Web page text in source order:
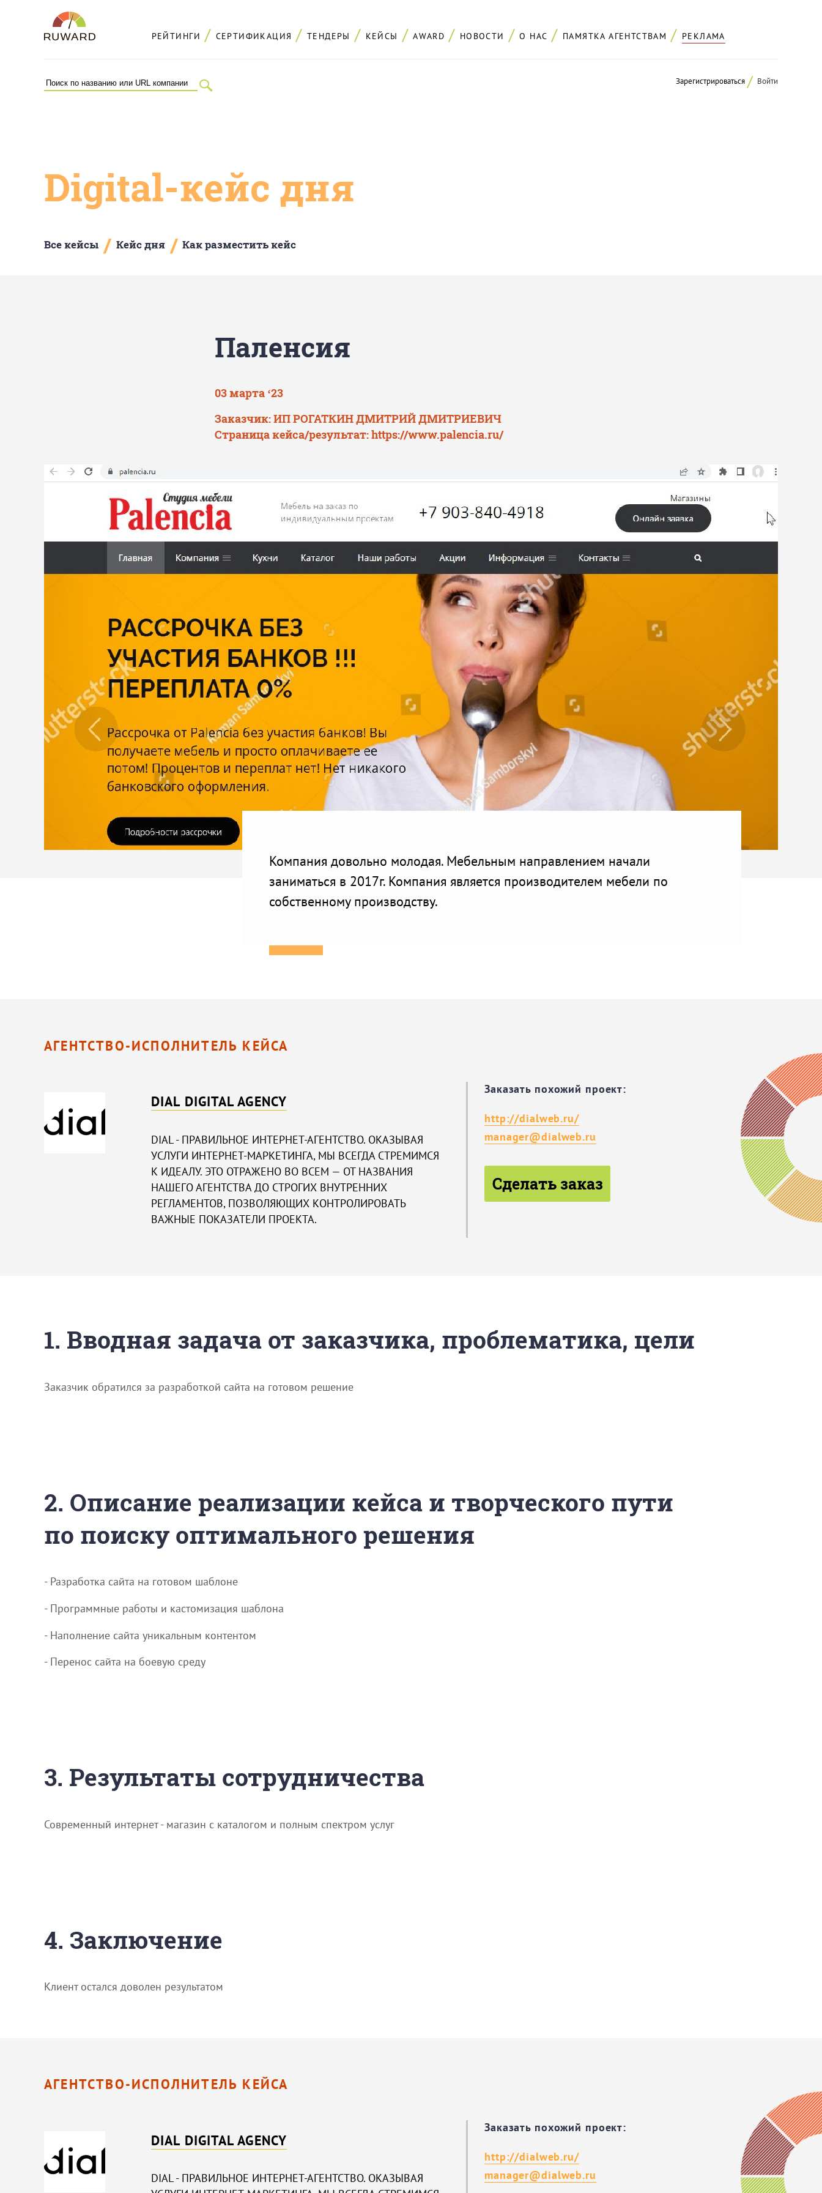
РЕЙТИНГИ СЕРТИФИКАЦИЯ ТЕНДЕРЫ КЕЙСЫ AWARD НОВОСТИ О НАС ПАМЯТКА АГЕНТСТВАМ РЕКЛАМА
Зарегистрироваться Войти
Digital-кейс дня
Все кейсы / Кейс дня / Как разместить кейс
Паленсия
03 марта ‘23
Заказчик: ИП РОГАТКИН ДМИТРИЙ ДМИТРИЕВИЧ
Страница кейса/результат:https://www.palencia.ru/
Компания довольно молодая. Мебельным направлением начали
заниматься в 2017г. Компания является производителем мебели по
собственному производству.
АГЕНТСТВО-ИСПОЛНИТЕЛЬ КЕЙСА
DIAL DIGITAL AGENCY
DIAL - ПРАВИЛЬНОЕ ИНТЕРНЕТ-АГЕНТСТВО. ОКАЗЫВАЯ
УСЛУГИ ИНТЕРНЕТ-МАРКЕТИНГА, МЫ ВСЕГДА СТРЕМИМСЯ
К ИДЕАЛУ. ЭТО ОТРАЖЕНО ВО ВСЕМ — ОТ НАЗВАНИЯ
НАШЕГО АГЕНТСТВА ДО СТРОГИХ ВНУТРЕННИХ
РЕГЛАМЕНТОВ, ПОЗВОЛЯЮЩИХ КОНТРОЛИРОВАТЬ
ВАЖНЫЕ ПОКАЗАТЕЛИ ПРОЕКТА.
Заказать похожий проект:
http://dialweb.ru/
manager@dialweb.ru
Сделать заказ
1. Вводная задача от заказчика, проблематика, цели
Заказчик обратился за разработкой сайта на готовом решение
2. Описание реализации кейса и творческого пути
по поиску оптимального решения
- Разработка сайта на готовом шаблоне
- Программные работы и кастомизация шаблона
- Наполнение сайта уникальным контентом
- Перенос сайта на боевую среду
3. Результаты сотрудничества
Современный интернет - магазин с каталогом и полным спектром услуг
4. Заключение
Клиент остался доволен результатом
АГЕНТСТВО-ИСПОЛНИТЕЛЬ КЕЙСА
DIAL DIGITAL AGENCY
DIAL - ПРАВИЛЬНОЕ ИНТЕРНЕТ-АГЕНТСТВО. ОКАЗЫВАЯ
Заказать похожий проект:
http://dialweb.ru/
manager@dialweb.ru